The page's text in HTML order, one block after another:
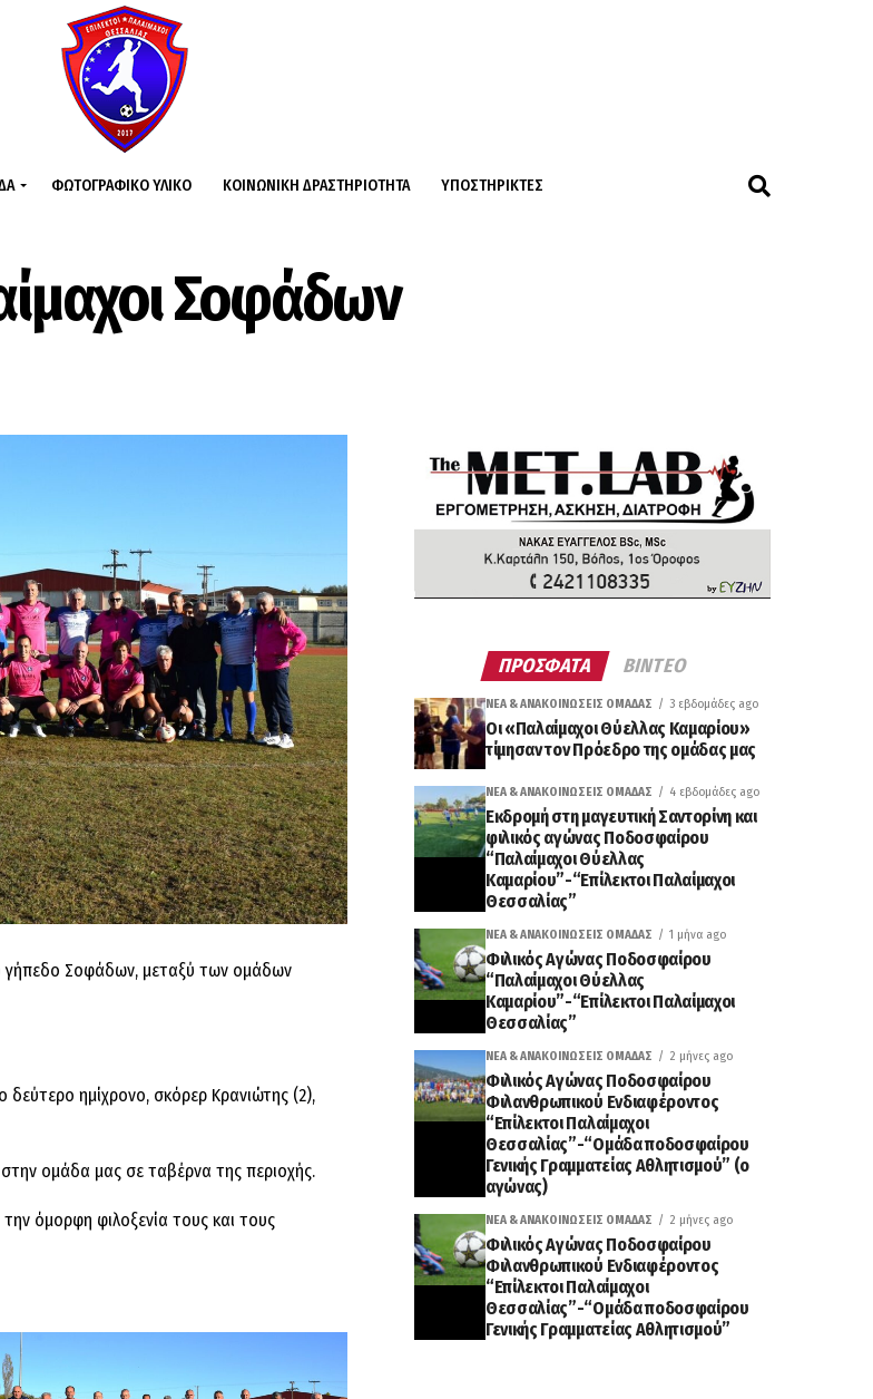
ΦΩΤΟΓΡΑΦΙΚΌ ΥΛΙΚΌ ΚΟΙΝΩΝΙΚΉ ΔΡΑΣΤΗΡΙΌΤΗΤΑ ΥΠΟΣΤΗΡΙΚΤΈΣ
Σοφάδων
γήπεδο Σοφάδων, μεταξύ των ομάδων
ημίχρονο, σκόρερ Κρανιώτης (2),
ομάδα μας σε ταβέρνα της περιοχής.
όμορφη φιλοξενία τους και τους
ΠΡΟΣΦΑΤΑ ΒΙΝΤΕΟ
ΝΈΑ & ΑΝΑΚΟΙΝΏΣΕΙΣ ΟΜΆΔΑΣ 3 εβδομάδες ago
Οι «Παλαίμαχοι Θύελλας Καμαρίου»
τίμησαν τον Πρόεδρο της ομάδας μας
ΝΈΑ & ΑΝΑΚΟΙΝΏΣΕΙΣ ΟΜΆΔΑΣ 4 εβδομάδες ago
Εκδρομή στη μαγευτική Σαντορίνη και
φιλικός αγώνας Ποδοσφαίρου
“Παλαίμαχοι Θύελλας
Καμαρίου”-“Επίλεκτοι Παλαίμαχοι
Θεσσαλίας”
ΝΈΑ & ΑΝΑΚΟΙΝΏΣΕΙΣ ΟΜΆΔΑΣ 1 μήνα ago
Φιλικός Αγώνας Ποδοσφαίρου
“Παλαίμαχοι Θύελλας
Καμαρίου”-“Επίλεκτοι Παλαίμαχοι
Θεσσαλίας”
ΝΈΑ & ΑΝΑΚΟΙΝΏΣΕΙΣ ΟΜΆΔΑΣ 2 μήνες ago
Φιλικός Αγώνας Ποδοσφαίρου
Φιλανθρωπικού Ενδιαφέροντος
“Επίλεκτοι Παλαίμαχοι
Θεσσαλίας”-“Ομάδα ποδοσφαίρου
Γενικής Γραμματείας Αθλητισμού” (ο
αγώνας)
ΝΈΑ & ΑΝΑΚΟΙΝΏΣΕΙΣ ΟΜΆΔΑΣ 2 μήνες ago
Φιλικός Αγώνας Ποδοσφαίρου
Φιλανθρωπικού Ενδιαφέροντος
“Επίλεκτοι Παλαίμαχοι
Θεσσαλίας”-“Ομάδα ποδοσφαίρου
Γενικής Γραμματείας Αθλητισμού”